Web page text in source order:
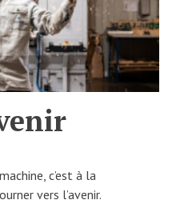
c’est à la
vers l’avenir.